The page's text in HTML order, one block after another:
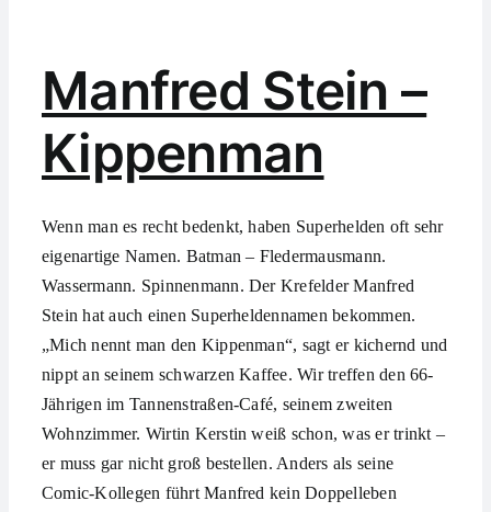
Manfred Stein –
Kippenman
Wenn man es recht bedenkt, haben Superhelden oft sehr
eigenartige Namen. Batman – Fledermausmann.
Wassermann. Spinnenmann. Der Krefelder Manfred
Stein hat auch einen Superheldennamen bekommen.
„Mich nennt man den Kippenman“, sagt er kichernd und
nippt an seinem schwarzen Kaffee. Wir treffen den 66-
Jährigen im Tannenstraßen-Café, seinem zweiten
Wohnzimmer. Wirtin Kerstin weiß schon, was er trinkt –
er muss gar nicht groß bestellen. Anders als seine
Comic-Kollegen führt Manfred kein Doppelleben